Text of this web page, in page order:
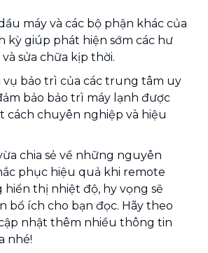
máy và các bộ phận khác của
kỳ giúp phát hiện sớm các hư
sửa chữa kịp thời.
vụ bảo trì của các trung tâm uy
bảo bảo trì máy lạnh được
cách chuyên nghiệp và hiệu
chia sẻ về những nguyên
phục hiệu quả khi remote
hiển thị nhiệt độ, hy vọng sẽ
bổ ích cho bạn đọc. Hãy theo
nhật thêm nhiều thông tin
nhé!